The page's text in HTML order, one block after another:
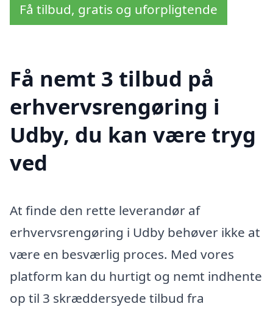
Få tilbud, gratis og uforpligtende
Få nemt 3 tilbud på
erhvervsrengøring i
Udby, du kan være tryg
ved
At finde den rette leverandør af
erhvervsrengøring i Udby behøver ikke at
være en besværlig proces. Med vores
platform kan du hurtigt og nemt indhente
op til 3 skræddersyede tilbud fra